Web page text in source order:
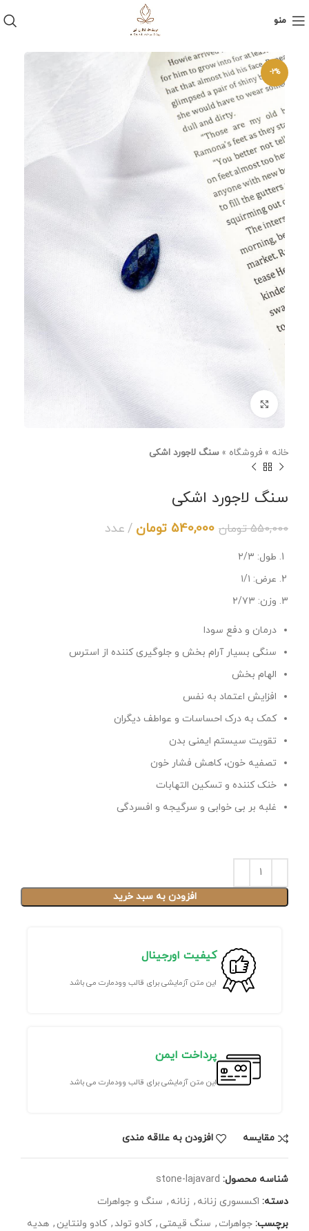
منو
-2%
خانه » فروشگاه » سنگ لاجورد اشکی
سنگ لاجورد اشکی
550,000 تومان 540,000 تومان عدد
طول: ۲/۳
عرض: ۱/۱
وزن: ۲/۷۳
درمان و دفع سودا
سنگی بسیار آرام بخش و جلوگیری کننده از استرس
الهام بخش
افزایش اعتماد به نفس
کمک به درک احساسات و عواطف دیگران
تقویت سیستم ایمنی بدن
تصفیه خون، کاهش فشار خون
خنک کننده و تسکین التهابات
غلبه بر بی خوابی و سرگیجه و افسردگی
افزودن به سبد خرید
کیفیت اورجینال
این متن آزمایشی برای قالب وودمارت می باشد
پرداخت ایمن
این متن آزمایشی برای قالب وودمارت می باشد
مقايسه افزودن به علاقه مندی
شناسه محصول: stone-lajavard
دسته: اکسسوری زنانه , زنانه , سنگ و جواهرات
برچسب: جواهرات , سنگ قیمتی , کادو تولد, کادو ولنتاین , هدیه